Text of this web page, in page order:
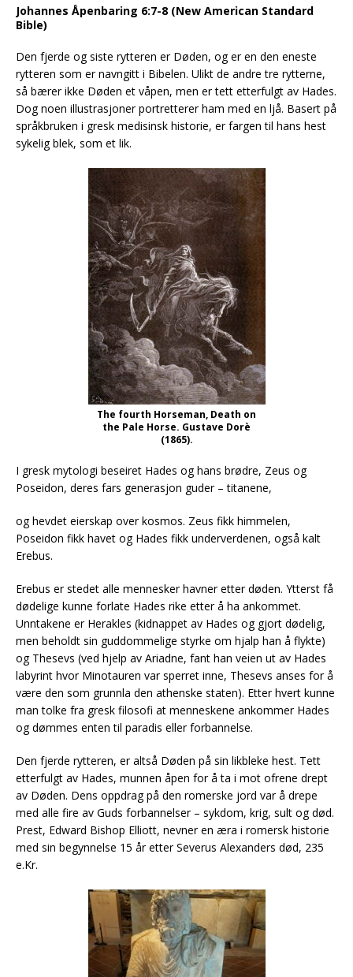
Johannes Åpenbaring 6:7-8 (New American Standard
Bible)
Den fjerde og siste rytteren er Døden, og er en den eneste
rytteren som er navngitt i Bibelen. Ulikt de andre tre rytterne,
så bærer ikke Døden et våpen, men er tett etterfulgt av Hades.
Dog noen illustrasjoner portretterer ham med en ljå. Basert på
språkbruken i gresk medisinsk historie, er fargen til hans hest
sykelig blek, som et lik.
The fourth Horseman, Death on
the Pale Horse. Gustave Dorè
(1865).
I gresk mytologi beseiret Hades og hans brødre, Zeus og
Poseidon, deres fars generasjon guder – titanene,
og hevdet eierskap over kosmos. Zeus fikk himmelen,
Poseidon fikk havet og Hades fikk underverdenen, også kalt
Erebus.
Erebus er stedet alle mennesker havner etter døden. Ytterst få
dødelige kunne forlate Hades rike etter å ha ankommet.
Unntakene er Herakles (kidnappet av Hades og gjort dødelig,
men beholdt sin guddommelige styrke om hjalp han å flykte)
og Thesevs (ved hjelp av Ariadne, fant han veien ut av Hades
labyrint hvor Minotauren var sperret inne, Thesevs anses for å
være den som grunnla den athenske staten). Etter hvert kunne
man tolke fra gresk filosofi at menneskene ankommer Hades
og dømmes enten til paradis eller forbannelse.
Den fjerde rytteren, er altså Døden på sin likbleke hest. Tett
etterfulgt av Hades, munnen åpen for å ta i mot ofrene drept
av Døden. Dens oppdrag på den romerske jord var å drepe
med alle fire av Guds forbannelser – sykdom, krig, sult og død.
Prest, Edward Bishop Elliott, nevner en æra i romersk historie
med sin begynnelse 15 år etter Severus Alexanders død, 235
e.Kr.